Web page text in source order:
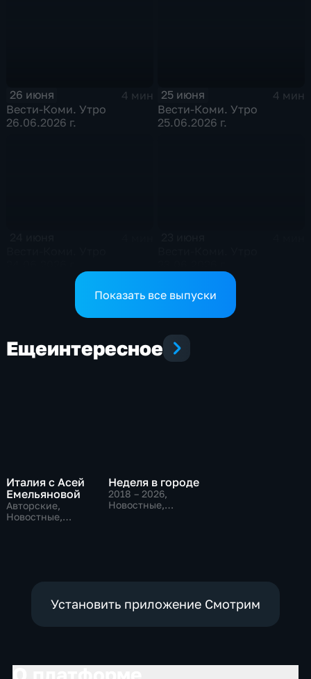
26 июня
4 мин
Вести-Коми. Утро
26.06.2026 г.
25 июня
4 мин
Вести-Коми. Утро
25.06.2026 г.
Показать все выпуски
Ещеинтересное
Италия с Асей
Емельяновой
Авторские,
Новостные,
Неделя в городе
2018 – 2026,
Новостные,
Установить приложение Смотрим